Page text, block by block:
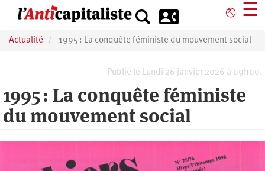
principal
⎋ ☰
Actualité 1995 : La conquête féministe du mouvement social
Publié le Lundi 26 janvier 2026 à 09h00.
1995 : La conquête féministe
du mouvement social